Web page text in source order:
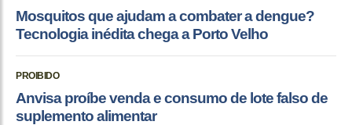
Mosquitos que ajudam a combater a dengue?
Tecnologia inédita chega a Porto Velho
PROIBIDO
Anvisa proíbe venda e consumo de lote falso de
suplemento alimentar